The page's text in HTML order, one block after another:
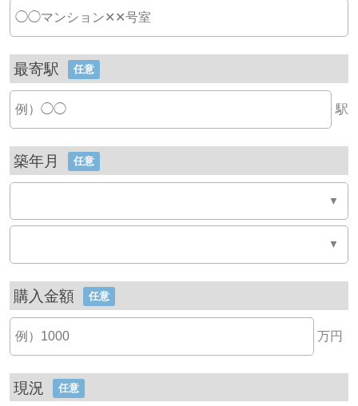
最寄駅 任意
駅
築年月 任意
購入金額 任意
万円
現況 任意